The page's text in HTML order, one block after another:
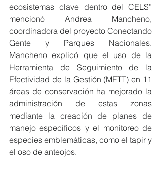
ecosistemas clave dentro del CELS”
mencionó Andrea Mancheno,
coordinadora del proyecto Conectando
Gente y Parques Nacionales.
Mancheno explicó que el uso de la
Herramienta de Seguimiento de la
Efectividad de la Gestión (METT) en 11
áreas de conservación ha mejorado la
administración de estas zonas
mediante la creación de planes de
manejo específicos y el monitoreo de
especies emblemáticas, como el tapir y
el oso de anteojos.